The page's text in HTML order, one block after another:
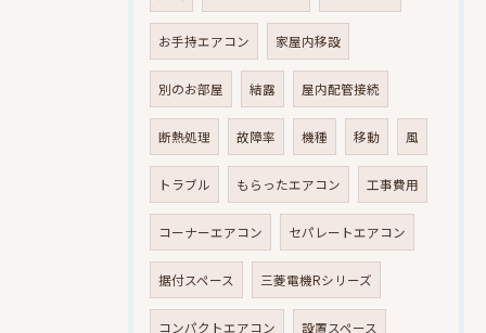
お手持エアコン 家屋内移設
別のお部屋 結露 屋内配管接続
断熱処理 故障率 機種 移動 風
トラブル もらったエアコン 工事費用
コーナーエアコン セパレートエアコン
据付スペース 三菱電機Rシリーズ
コンパクトエアコン 設置スペース